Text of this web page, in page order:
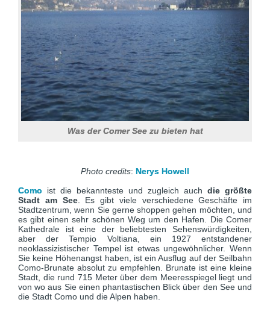
Was der Comer See zu bieten hat
Photo credits: Nerys Howell
Como ist die bekannteste und zugleich auch die größte
Stadt am See. Es gibt viele verschiedene Geschäfte im
Stadtzentrum, wenn Sie gerne shoppen gehen möchten, und
es gibt einen sehr schönen Weg um den Hafen. Die Comer
Kathedrale ist eine der beliebtesten Sehenswürdigkeiten,
aber der Tempio Voltiana, ein 1927 entstandener
neoklassizistischer Tempel ist etwas ungewöhnlicher. Wenn
Sie keine Höhenangst haben, ist ein Ausflug auf der Seilbahn
Como-Brunate absolut zu empfehlen. Brunate ist eine kleine
Stadt, die rund 715 Meter über dem Meeresspiegel liegt und
von wo aus Sie einen phantastischen Blick über den See und
die Stadt Como und die Alpen haben.